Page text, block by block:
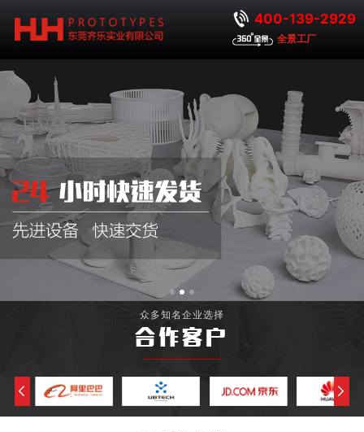
400-139-2929
全景工厂
众多知名企业选择
合作客户